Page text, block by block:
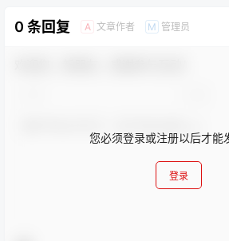
0 条回复 A 文章作者 M 管理员
您必须登录或注册以后才能
登录